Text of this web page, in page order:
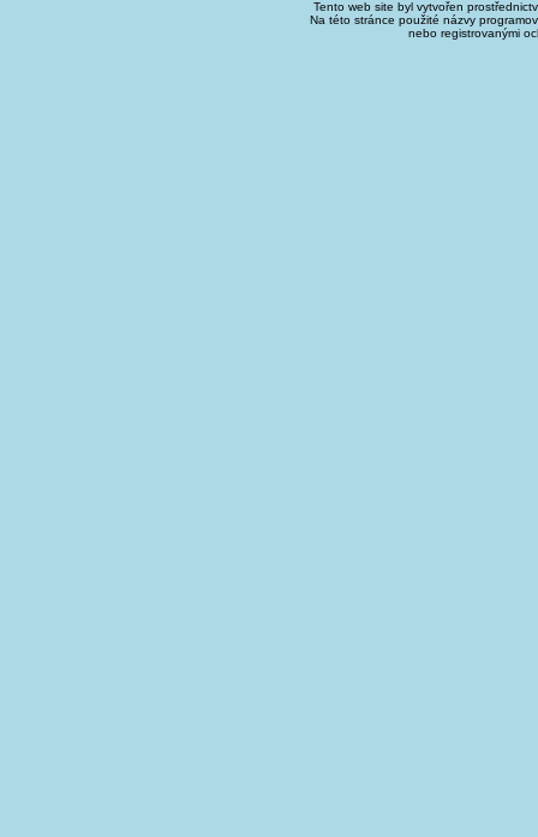
Tento web site byl vytvořen
Na této stránce použité názvy
nebo registrovanými